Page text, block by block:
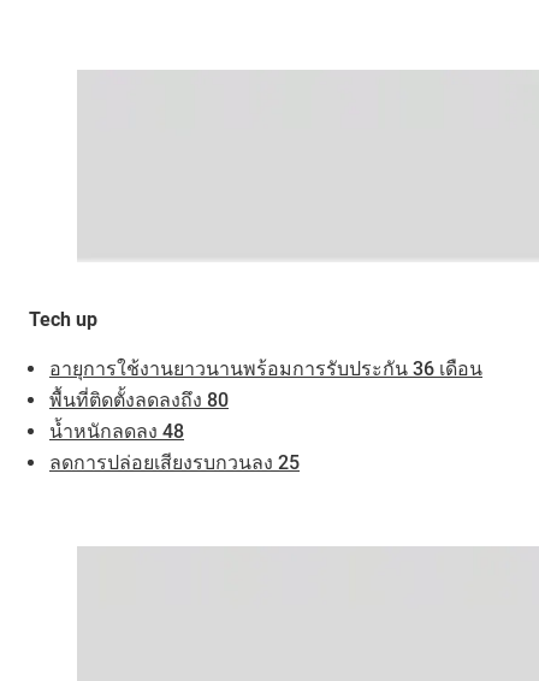
Tech up
อายุการใช้งานยาวนานพร้อมการรับประกัน 36 เดือน
พื้นที่ติดตั้งลดลงถึง 80
น้ำหนักลดลง 48
ลดการปล่อยเสียงรบกวนลง 25